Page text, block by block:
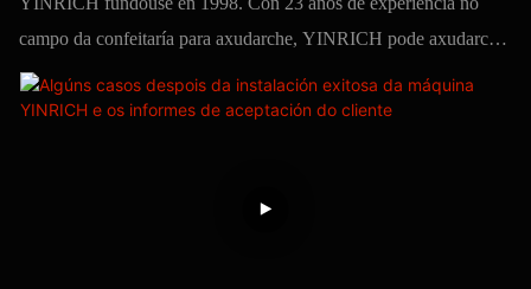
campo da confeitaría para axudarche, YINRICH pode axudarche
tanto se queres ampliar o teu negocio de doces existente mediante
a mellora, a substitución das túas antigas máquinas de lambetadas